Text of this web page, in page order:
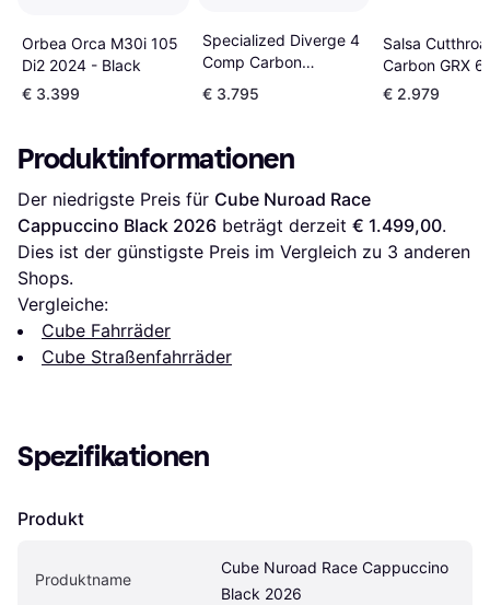
Orbea Orca M30i 105
Di2 2024 - Black
€ 3.399
Specialized Diverge 4
Comp Carbon
Dolomite Metallic
Orange Zest
€ 3.795
Salsa
Carbon GRX
Charcoal
€ 2.979
Produktinformationen
Der niedrigste Preis für Cube Nuroad Race
Cappuccino Black 2026 beträgt derzeit € 1.499,00.
Dies ist der günstigste Preis im Vergleich zu 3 anderen
Shops.
Vergleiche:
Cube Fahrräder
Cube Straßenfahrräder
Spezifikationen
Produkt
Produktname
Cube Nuroad Race Cappuccino
Black 2026